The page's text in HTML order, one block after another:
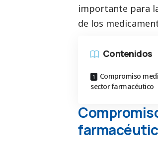
importante para
de los
Contenidos
Compromiso
sector farmacéutico